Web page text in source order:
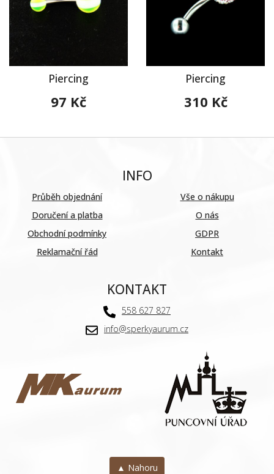
Piercing
97 Kč
Piercing
310 Kč
INFO
Průběh objednání
Doručení a platba
Obchodní podmínky
Reklamační řád
Vše o nákupu
O nás
GDPR
Kontakt
KONTAKT
558 627 827
info@sperkyaurum.cz
▲ Nahoru